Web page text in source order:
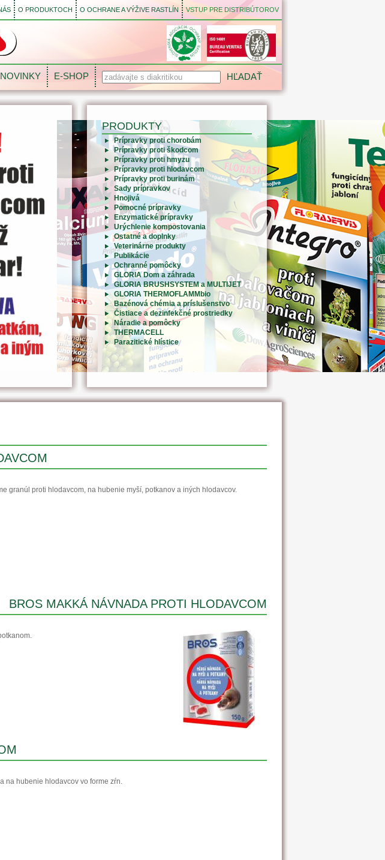
O PRODUKTOCH O OCHRANE A VÝŽIVE RASTLÍN VSTUP PRE DISTRIBÚTOROV
NOVINKY E-SHOP
PRODUKTY
Prípravky proti chorobám
Prípravky proti škodcom
Prípravky proti hmyzu
Prípravky proti hlodavcom
Prípravky proti burinám
Sady prípravkov
Hnojivá
Pomocné prípravky
Enzymatické prípravky
Urýchlenie kompostovania
Ostatné a doplnky
Veterinárne produkty
Publikácie
Ochranné pomôcky
GLORIA Dom a záhrada
GLORIA BRUSHSYSTEM a MULTIJET
GLORIA THERMOFLAMMbio
Bazénová chémia a príslušenstvo
Čistiace a dezinfekčné prostriedky
Náradie a pomôcky
THERMACELL
Parazitické hlístice
granúl proti hlodavcom, na hubenie myší, potkanov a iných hlodavcov.
BROS MAKKÁ NÁVNADA PROTI HLODAVCOM
na hubenie hlodavcov vo forme zŕn.